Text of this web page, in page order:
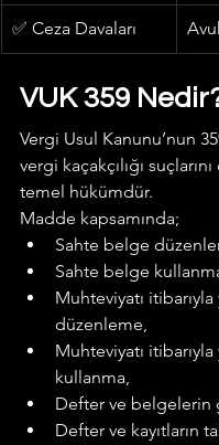
✅ Ceza Davaları
VUK 359
Vergi Usul Kanunu’nun
vergi kaçakçılığı
temel hükümdür.
Madde kapsamında;
Sahte belge
Sahte belge
Muhteviyatı itibarıyla
düzenleme,
Muhteviyatı itibarıyla
kullanma,
Defter ve belgelerin
Defter ve kayıtların